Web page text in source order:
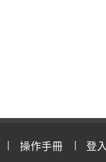
操作手冊 登